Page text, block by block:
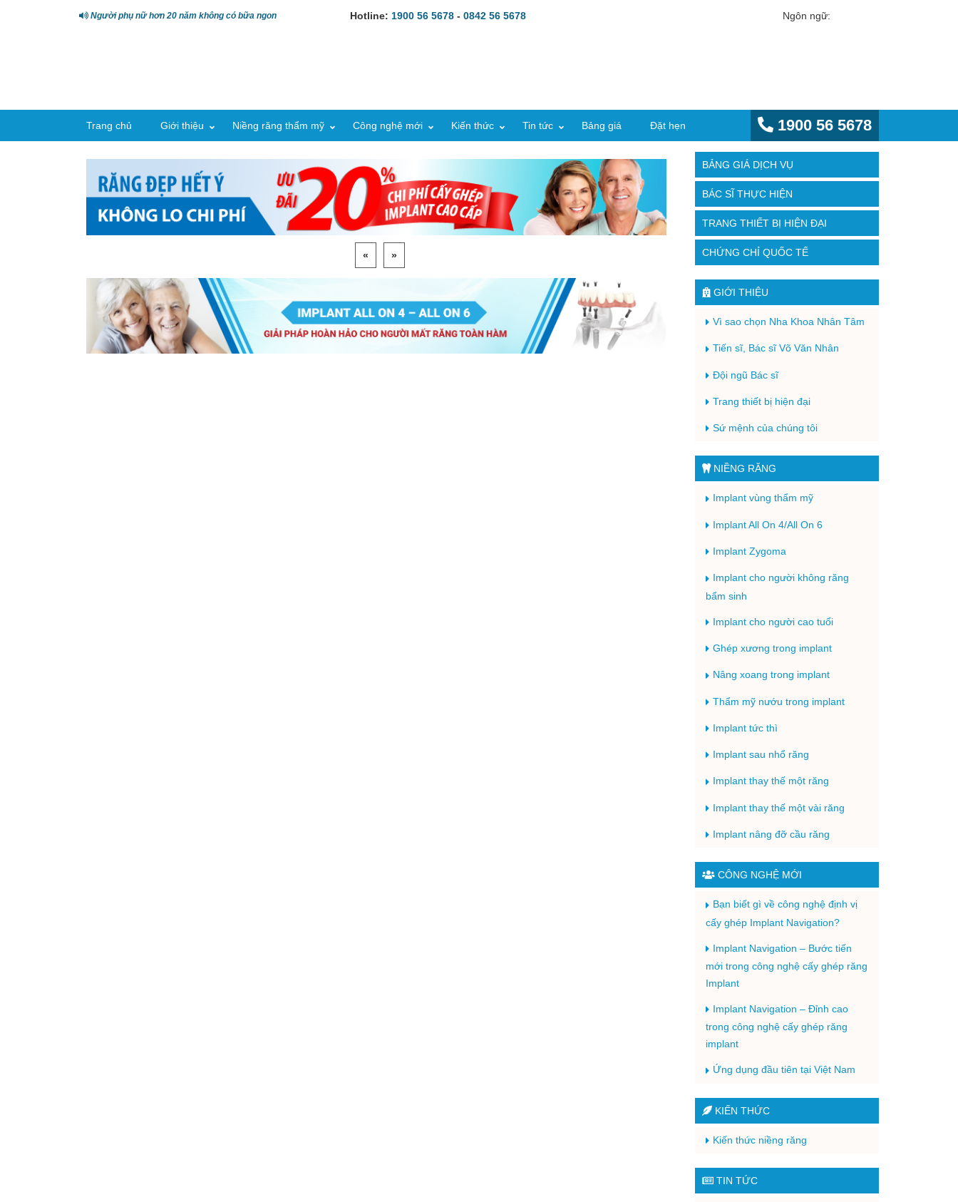
Người phụ nữ hơn 20 năm không có bữa ngon Hotline: 1900 56 5678 -0842 56 5678 Ngôn ngữ:
Trang chủ Giới thiệu Niềng răng thẩm mỹ Công nghệ mới Kiến thức Tin tức Bảng giá Đặt hẹn 1900 56 5678
« »
BẢNG GIÁ DỊCH VỤ
BÁC SĨ THỰC HIỆN
TRANG THIẾT BỊ HIỆN ĐẠI
CHỨNG CHỈ QUỐC TẾ
GIỚI THIỆU
Vì sao chọn Nha Khoa Nhân Tâm
Tiến sĩ, Bác sĩ Võ Văn Nhân
Đội ngũ Bác sĩ
Trang thiết bị hiện đại
Sứ mệnh của chúng tôi
NIỀNG RĂNG
Implant vùng thẩm mỹ
Implant All On 4/All On 6
Implant Zygoma
Implant cho người không răng
bẩm sinh
Implant cho người cao tuổi
Ghép xương trong implant
Nâng xoang trong implant
Thẩm mỹ nướu trong implant
Implant tức thì
Implant sau nhổ răng
Implant thay thế một răng
Implant thay thế một vài răng
Implant nâng đỡ cầu răng
CÔNG NGHỆ MỚI
Bạn biết gì về công nghệ định vị
cấy ghép Implant Navigation?
Implant Navigation – Bước tiến
mới trong công nghệ cấy ghép răng
Implant
Implant Navigation – Đỉnh cao
trong công nghệ cấy ghép răng
implant
Ứng dụng đầu tiên tại Việt Nam
KIẾN THỨC
Kiến thức niềng răng
TIN TỨC